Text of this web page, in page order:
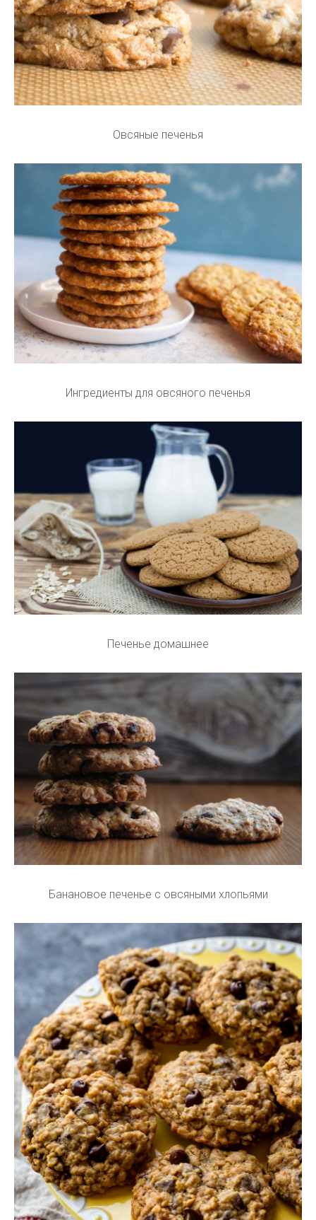
Овсяные печенья
Ингредиенты для овсяного печенья
Печенье домашнее
Банановое печенье с овсяными хлопьями